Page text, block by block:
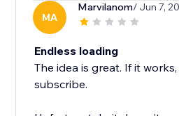
MA
Marvilanom/ Jun 7,
Endless loading
The idea is great. If it
subscribe.